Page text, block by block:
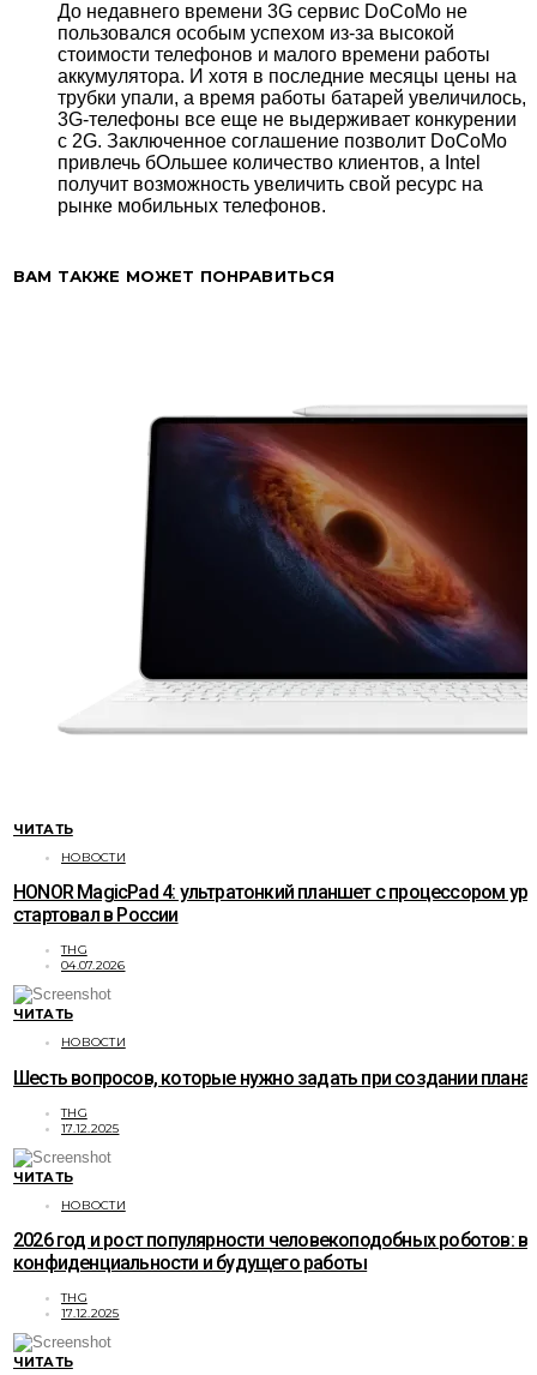
До недавнего времени 3G сервис DoCoMo не
пользовался особым успехом из-за высокой
стоимости телефонов и малого времени работы
аккумулятора. И хотя в последние месяцы цены на
трубки упали, а время работы батарей увеличилось,
3G-телефоны все еще не выдерживает конкурении
с 2G. Заключенное соглашение позволит DoCoMo
привлечь бОльшее количество клиентов, а Intel
получит возможность увеличить свой ресурс на
рынке мобильных телефонов.
ВАМ ТАКЖЕ МОЖЕТ ПОНРАВИТЬСЯ
ЧИТАТЬ
НОВОСТИ
HONOR MagicPad 4: ультратонкий планшет с процессором
стартовал в России
THG
04.07.2026
ЧИТАТЬ
НОВОСТИ
Шесть вопросов, которые нужно задать при создании
THG
17.12.2025
ЧИТАТЬ
НОВОСТИ
2026 год и рост популярности человекоподобных роботов:
конфиденциальности и будущего работы
THG
17.12.2025
ЧИТАТЬ